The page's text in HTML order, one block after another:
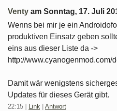
Venty am Sonntag, 17. Juli
Wenns bei mir je ein
produktiven Einsatz geben
eins aus dieser Liste da ->
http://www.cyanogenmod.com/
Damit wär wenigstens
Updates für dieses Gerät gibt.
22:15 Link Antwort